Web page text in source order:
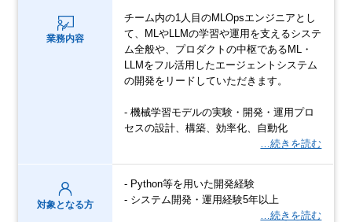
業務内容
チーム内の1人目のMLOpsエンジニアとし
て、MLやLLMの学習や運用を支えるシステ
ム全般や、プロダクトの中枢であるML・
LLMをフル活用したエージェントシステム
の開発をリードしていただきます。
- 機械学習モデルの実験・開発・運用プロ
セスの設計、構築、効率化、自動化
…続きを読む
対象となる方
- Python等を用いた開発経験
- システム開発・運用経験5年以上
…続きを読む